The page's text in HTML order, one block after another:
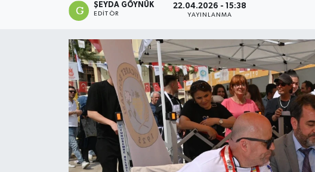
ŞEYDA GÖYNÜK
EDITÖR
22.04.2026 - 15:38
YAYINLANMA
GİZLİLİK SÖZLEŞMESİ
İLETİŞİM